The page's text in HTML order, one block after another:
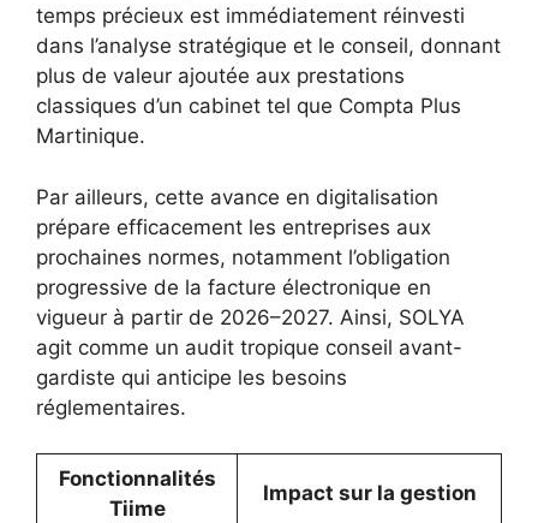
temps précieux est immédiatement réinvesti
dans l’analyse stratégique et le conseil, donnant
plus de valeur ajoutée aux prestations
classiques d’un cabinet tel que Compta Plus
Martinique.
Par ailleurs, cette avance en digitalisation
prépare efficacement les entreprises aux
prochaines normes, notamment l’obligation
progressive de la facture électronique en
vigueur à partir de 2026–2027. Ainsi, SOLYA
agit comme un audit tropique conseil avant-
gardiste qui anticipe les besoins
réglementaires.
Fonctionnalités
Tiime
Impact sur la gestion